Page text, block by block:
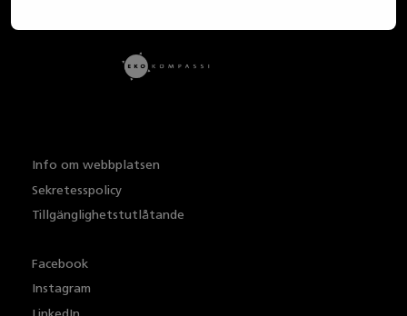
Info om webbplatsen
Sekretesspolicy
Tillgänglighetstutlåtande
Facebook
Instagram